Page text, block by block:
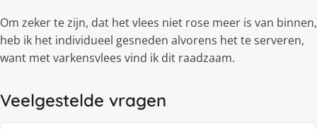
Om zeker te zijn, dat het vlees niet rose meer is van binnen,
heb ik het individueel gesneden alvorens het te serveren,
want met varkensvlees vind ik dit raadzaam.
Veelgestelde vragen